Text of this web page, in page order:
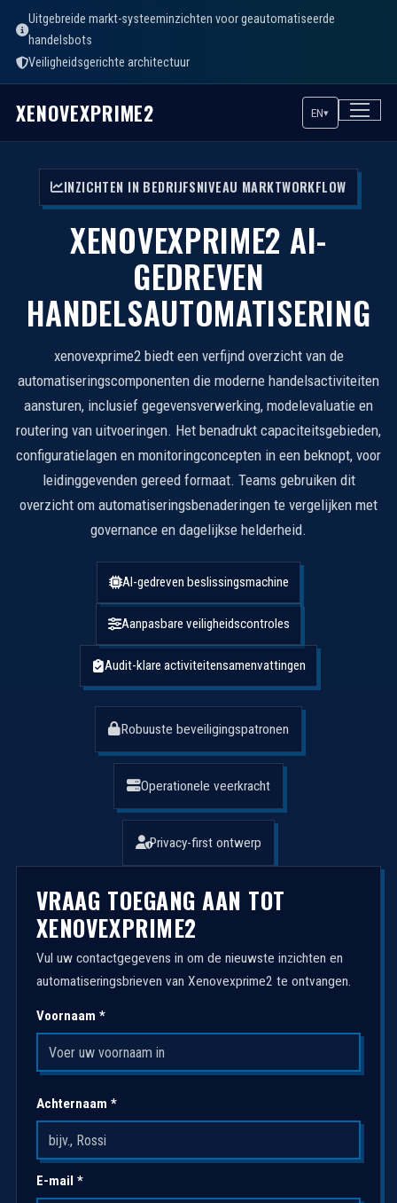
Uitgebreide markt-systeeminzichten voor geautomatiseerde
handelsbots
Veiligheidsgerichte architectuur
XENOVEXPRIME2 EN▾
INZICHTEN IN BEDRIJFSNIVEAU MARKTWORKFLOW
XENOVEXPRIME2 AI-
GEDREVEN
HANDELSAUTOMATISERING
xenovexprime2 biedt een verfijnd overzicht van de
automatiseringscomponenten die moderne handelsactiviteiten
aansturen, inclusief gegevensverwerking, modelevaluatie en
routering van uitvoeringen. Het benadrukt capaciteitsgebieden,
configuratielagen en monitoringconcepten in een beknopt, voor
leidinggevenden gereed formaat. Teams gebruiken dit
overzicht om automatiseringsbenaderingen te vergelijken met
governance en dagelijkse helderheid.
AI-gedreven beslissingsmachine
Aanpasbare veiligheidscontroles
Audit-klare activiteitensamenvattingen
Robuuste beveiligingspatronen
Operationele veerkracht
Privacy-first ontwerp
VRAAG TOEGANG AAN TOT
XENOVEXPRIME2
Vul uw contactgegevens in om de nieuwste inzichten en
automatiseringsbrieven van Xenovexprime2 te ontvangen.
Voornaam *
Achternaam *
E-mail *